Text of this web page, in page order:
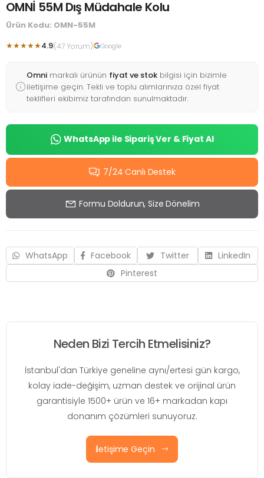
OMNİ 55M Dış Müdahale Kolu
Ürün Kodu: OMN-55M
★★★★★4.9(47 Yorum) Google
Omni markalı ürünün fiyat ve stok bilgisi için bizimle
iletişime geçin. Tekli ve toplu alımlarınıza özel fiyat
teklifleri ekibimiz tarafından sunulmaktadır.
WhatsApp ile Sipariş Ver & Fiyat Al
7/24 Canlı Destek
Formu Doldurun, Size Dönelim
WhatsApp Facebook Twitter
LinkedIn
Pinterest
Neden Bizi Tercih Etmelisiniz?
İstanbul'dan Türkiye geneline aynı/ertesi gün kargo,
kolay iade-değişim, uzman destek ve orijinal ürün
garantisiyle 1500+ ürün ve 16+ markadan kapı
donanım çözümleri sunuyoruz.
İletişime Geçin